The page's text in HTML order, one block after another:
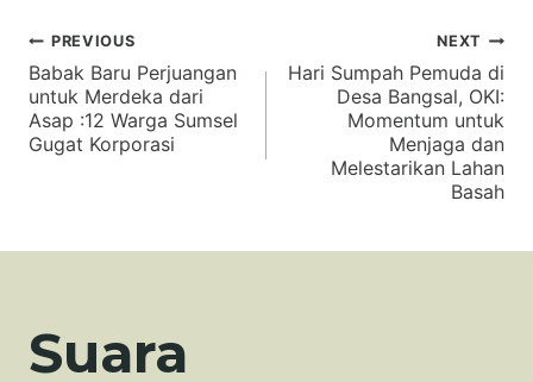
Navigasi
pos
PREVIOUS
Babak Baru Perjuangan
untuk Merdeka dari
Asap :12 Warga Sumsel
Gugat Korporasi
NEXT
Hari Sumpah Pemuda di
Desa Bangsal, OKI:
Momentum untuk
Menjaga dan
Melestarikan Lahan
Basah
Suara